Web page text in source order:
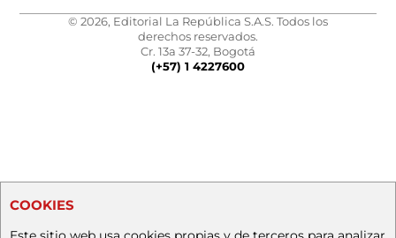
© 2026, Editorial La República S.A.S. Todos los
derechos reservados.
Cr. 13a 37-32, Bogotá
(+57) 1 4227600
COOKIES